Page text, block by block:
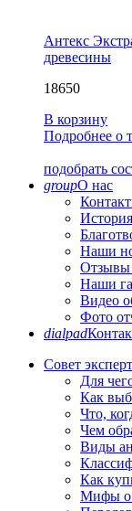
Антекс
древесины
18650
В корзину
Подробнее о
подобрать
groupО нас
История
Наши
Отзывы
Наши
Видео
Фото
dialpad
Совет
Для
Как
Что,
Чем
Виды
Как
Мифы о